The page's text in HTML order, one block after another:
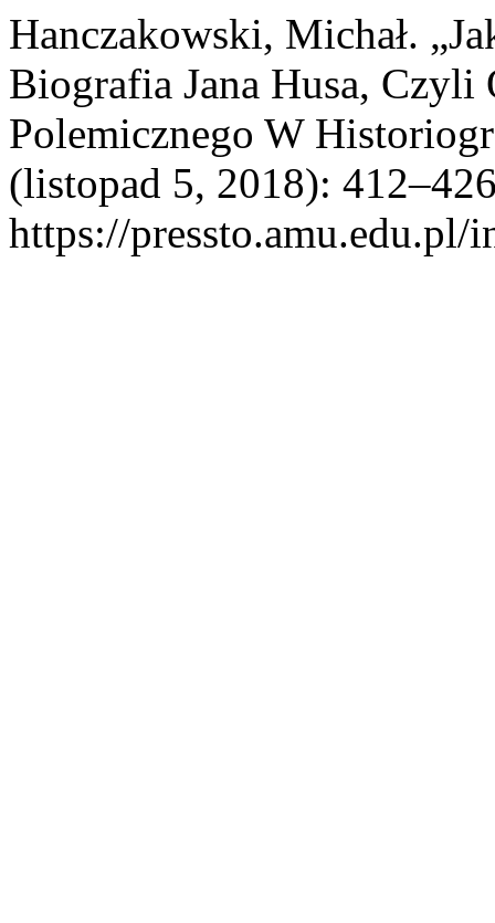
Hanczakowski, Michał.
Biografia Jana Husa, Czyli
Polemicznego W
(listopad 5, 2018):
https://